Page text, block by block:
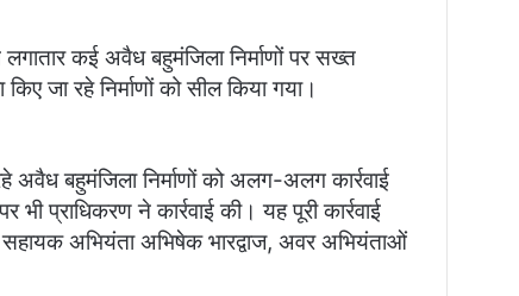
लगातार कई अवैध बहुमंजिला निर्माणों पर सख्त
जा रहे निर्माणों को सील किया गया।
अवैध बहुमंजिला निर्माणों को अलग-अलग कार्रवाई
प्राधिकरण ने कार्रवाई की। यह पूरी कार्रवाई
अभियंता अभिषेक भारद्वाज, अवर अभियंताओं